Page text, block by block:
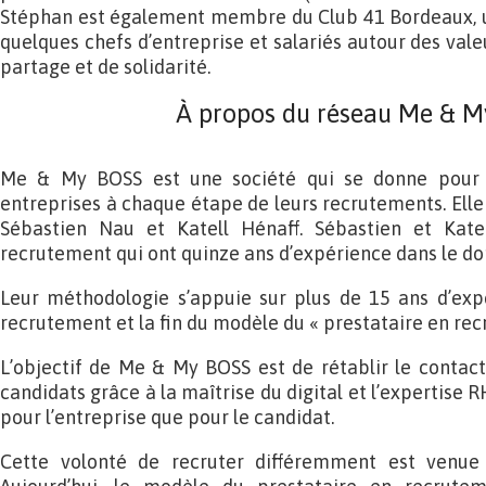
Stéphan est également membre du Club 41
quelques chefs d’entreprise et salariés autour des
partage et de solidarité.
À propos du réseau Me &
Me & My BOSS est une société qui se donne pour
entreprises à chaque étape de leurs recrutements.
Sébastien Nau et Katell Hénaff. Sébastien et
recrutement qui ont quinze ans d’expérience dans le
Leur méthodologie s’appuie sur plus de 15 ans
recrutement et la fin du modèle du « prestataire en
L’objectif de Me & My BOSS est de rétablir le
candidats grâce à la maîtrise du digital et l’expertise
pour l’entreprise que pour le candidat.
Cette volonté de recruter différemment est